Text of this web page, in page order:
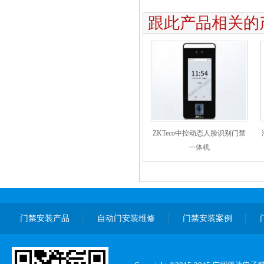
跟此产品相关的
ZKTeco中控动态人脸识别门禁
一体机
门禁安装产品 自动门安装维修 门禁安装案例